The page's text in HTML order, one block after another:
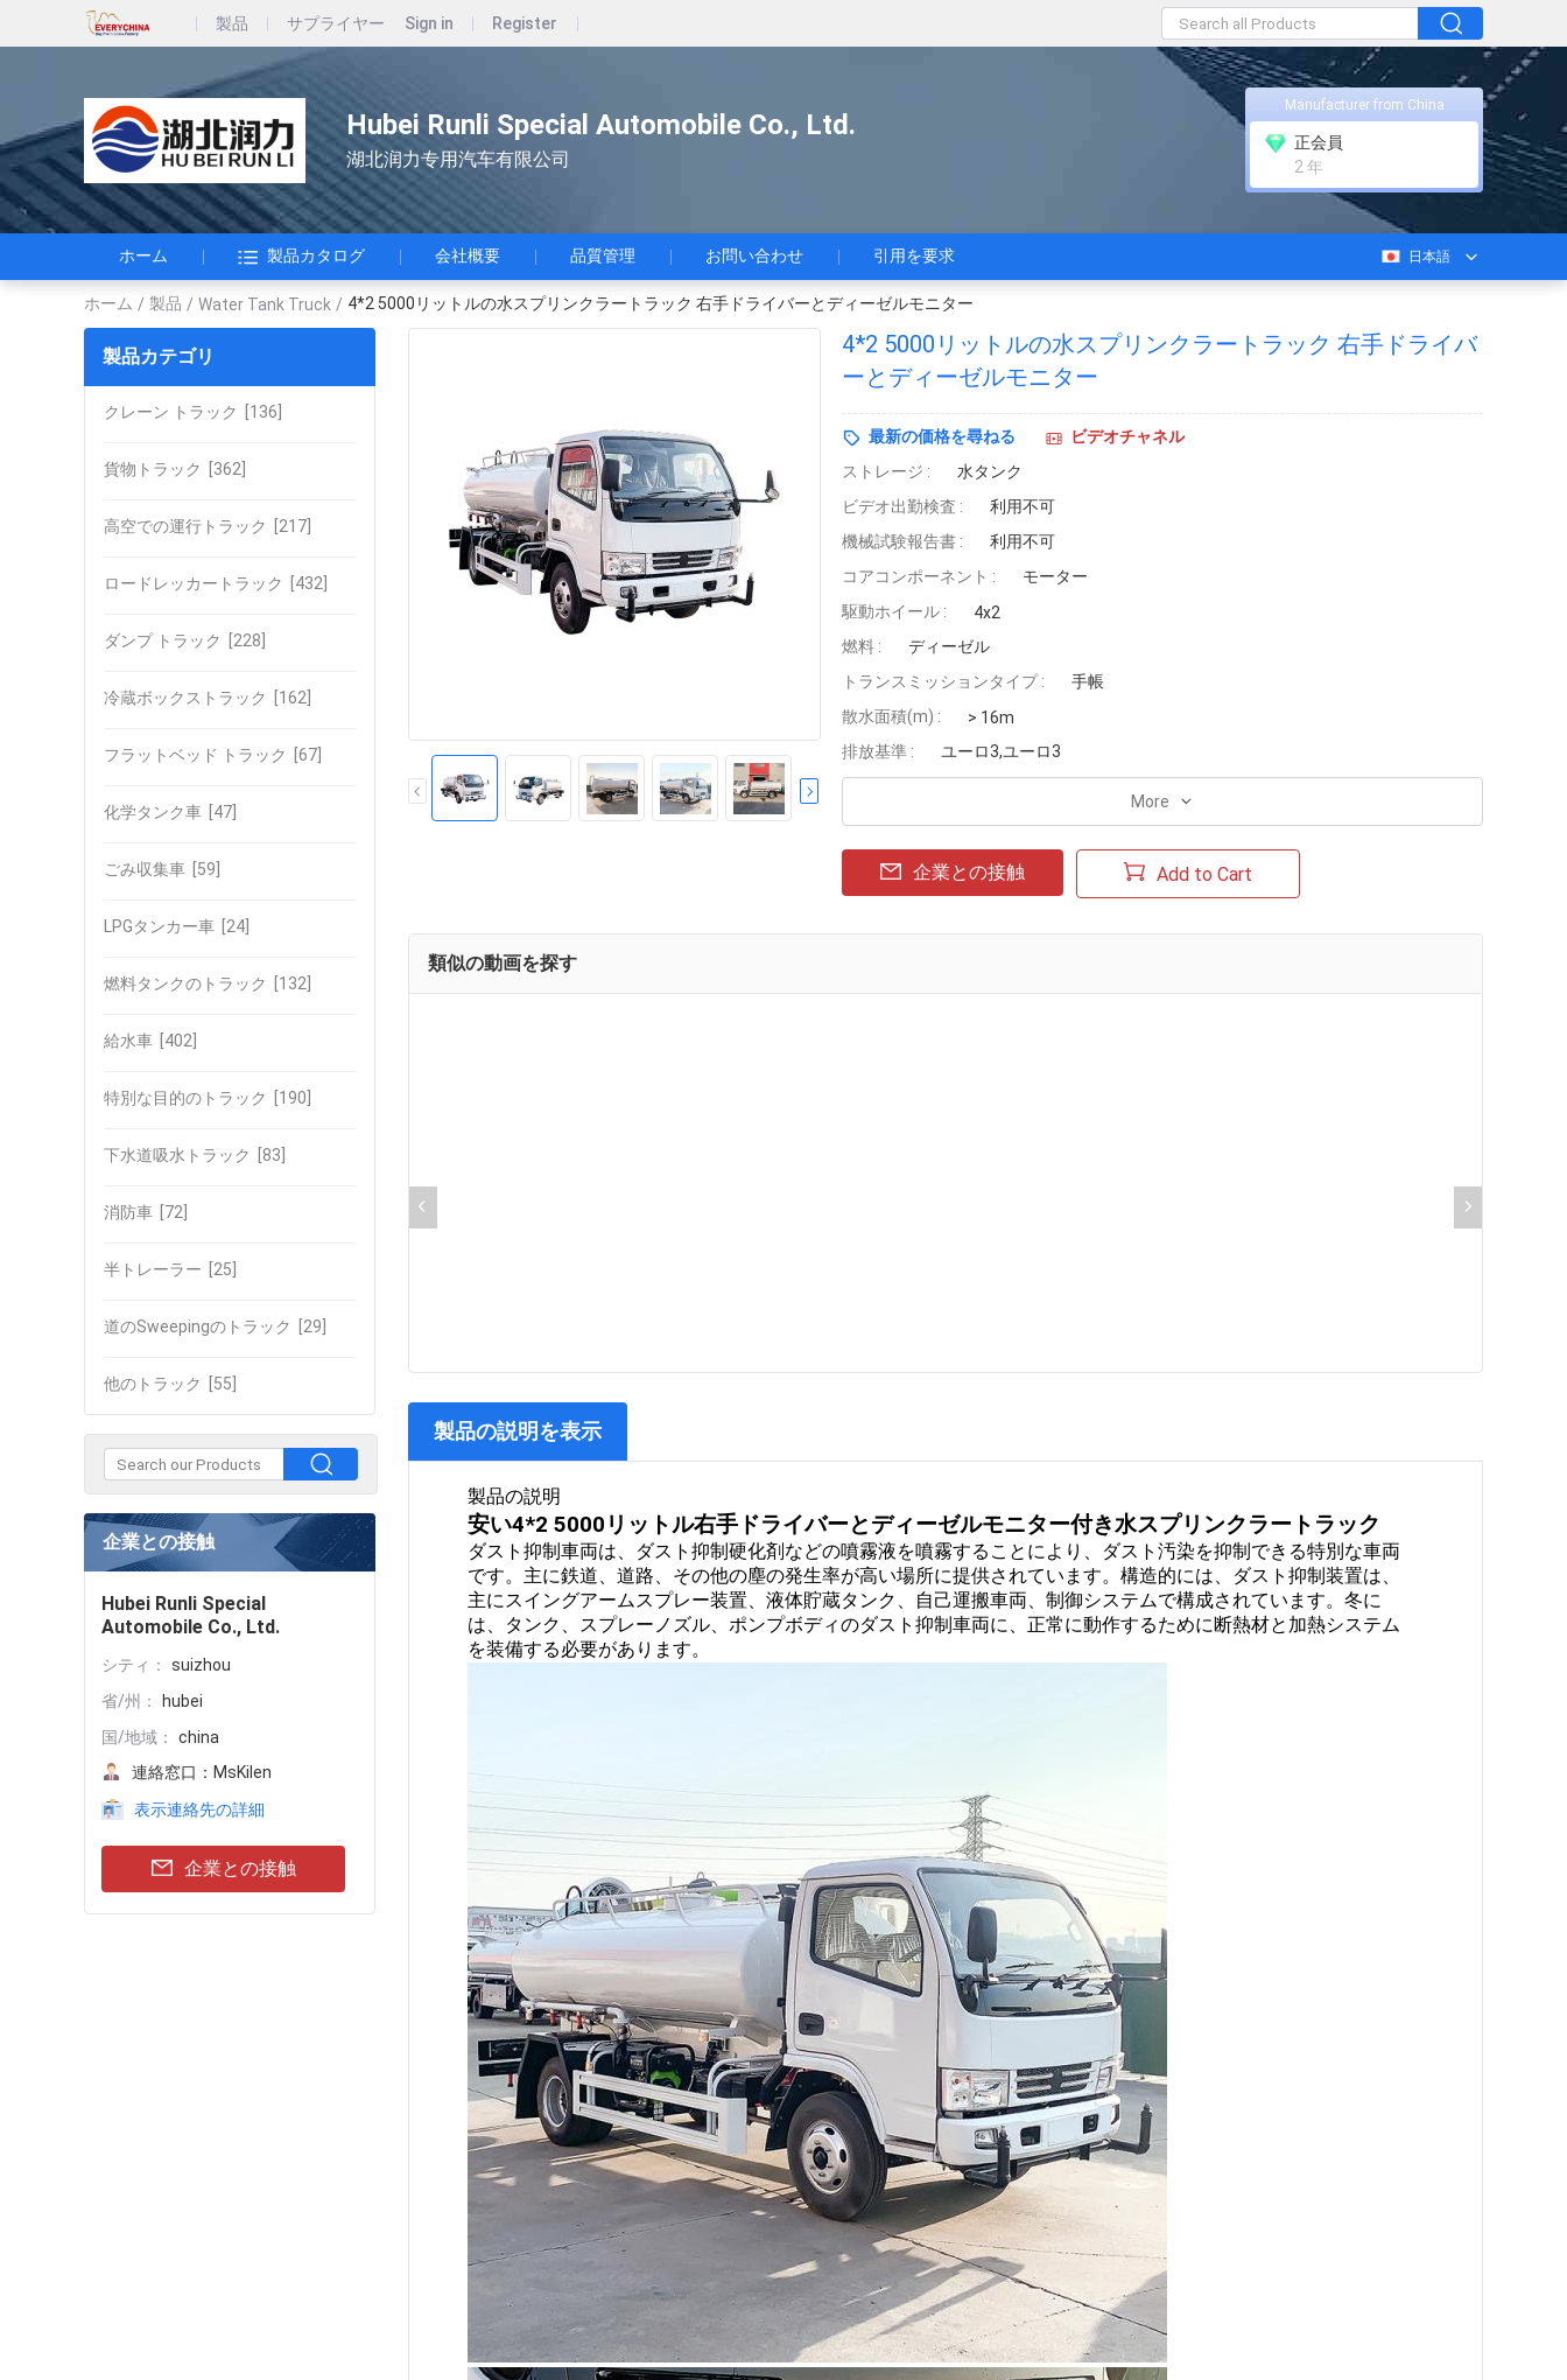
製品 サプライヤー Sign in Register
Hubei Runli Special Automobile Co., Ltd.
湖北润力专用汽车有限公司
Manufacturer from China
正会員
2 年
ホーム 製品カタログ 会社概要 品質管理 お問い合わせ 引用を要求 日本語
ホーム / 製品 / Water Tank Truck / 4*2 5000リットルの水スプリンクラートラック 右手ドライバーとディーゼルモニター
製品カテゴリ
クレーン トラック [136]
貨物トラック [362]
高空での運行トラック [217]
ロードレッカートラック [432]
ダンプ トラック [228]
冷蔵ボックストラック [162]
フラットベッド トラック [67]
化学タンク車 [47]
ごみ収集車 [59]
LPGタンカー車 [24]
燃料タンクのトラック [132]
給水車 [402]
特別な目的のトラック [190]
下水道吸水トラック [83]
消防車 [72]
半トレーラー [25]
道のSweepingのトラック [29]
他のトラック [55]
企業との接触
Hubei Runli Special
Automobile Co., Ltd.
シティ：
suizhou
省/州：
hubei
国/地域：
china
連絡窓口： MsKilen
表示連絡先の詳細
企業との接触
4*2 5000リットルの水スプリンクラートラック 右手ドライバ
ーとディーゼルモニター
最新の価格を尋ねる
ビデオチャネル
ストレージ :
水タンク
ビデオ出勤検査 :
利用不可
機械試験報告書 :
利用不可
コアコンポーネント :
モーター
駆動ホイール :
4x2
燃料 :
ディーゼル
トランスミッションタイプ :
手帳
散水面積(m) :
> 16m
排放基準 :
ユーロ3,ユーロ3
More
企業との接触 Add to Cart
類似の動画を探す
製品の説明を表示
製品の説明
安い4*2 5000リットル右手ドライバーとディーゼルモニター付き水スプリンクラートラック
ダスト抑制車両は、ダスト抑制硬化剤などの噴霧液を噴霧することにより、ダスト汚染を抑制できる特別な車両
です。主に鉄道、道路、その他の塵の発生率が高い場所に提供されています。構造的には、ダスト抑制装置は、
主にスイングアームスプレー装置、液体貯蔵タンク、自己運搬車両、制御システムで構成されています。冬に
は、タンク、スプレーノズル、ポンプボディのダスト抑制車両に、正常に動作するために断熱材と加熱システム
を装備する必要があります。